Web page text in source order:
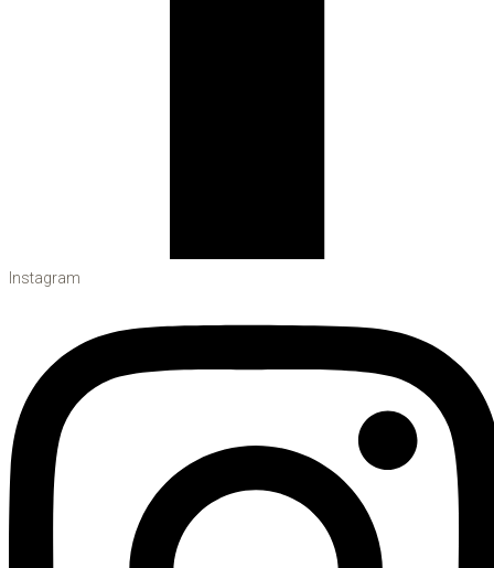
Instagram